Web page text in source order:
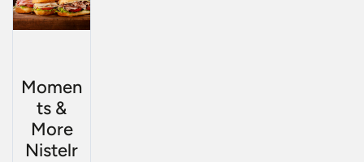
Momen
ts &
More
Nistelr